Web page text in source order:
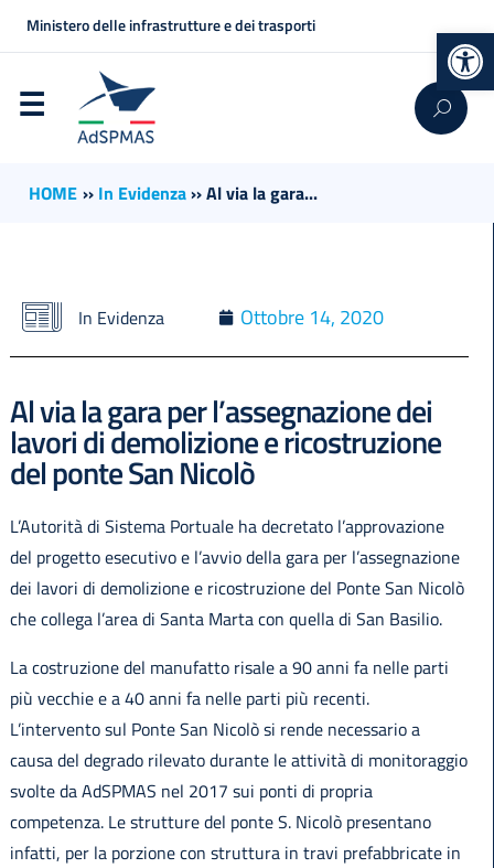
Ministero delle infrastrutture e dei trasporti
HOME ›› In Evidenza››Al via la gara...
In Evidenza Ottobre 14, 2020
Al via la gara per l’assegnazione dei
lavori di demolizione e ricostruzione
del ponte San Nicolò
L’Autorità di Sistema Portuale ha decretato l’approvazione
del progetto esecutivo e l’avvio della gara per l’assegnazione
dei lavori di demolizione e ricostruzione del Ponte San Nicolò
che collega l’area di Santa Marta con quella di San Basilio.
La costruzione del manufatto risale a 90 anni fa nelle parti
più vecchie e a 40 anni fa nelle parti più recenti.
L’intervento sul Ponte San Nicolò si rende necessario a
causa del degrado rilevato durante le attività di monitoraggio
svolte da AdSPMAS nel 2017 sui ponti di propria
competenza. Le strutture del ponte S. Nicolò presentano
infatti, per la porzione con struttura in travi prefabbricate in